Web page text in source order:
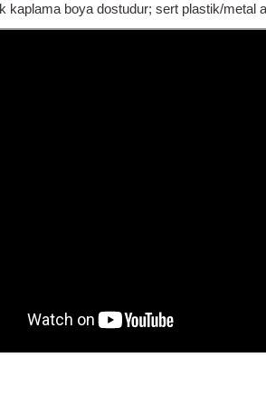
kaplama boya dostudur; sert plastik/metal